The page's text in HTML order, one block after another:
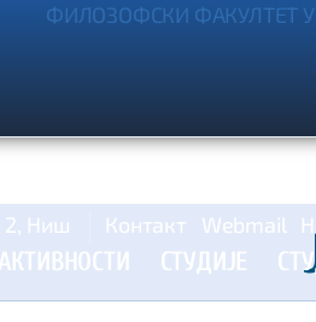
ФИЛОЗОФСКИ ФАКУЛТЕТ
2, Ниш Контакт Webmail
АКТИВНОСТИ СТУДИЈЕ